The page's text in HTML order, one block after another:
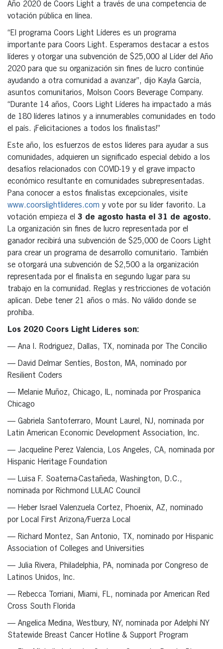
Año 2020 de Coors Light a través de una competencia de
votación pública en línea.
“El programa Coors Light Líderes es un programa
importante para Coors Light. Esperamos destacar a estos
líderes y otorgar una subvención de $25,000 al Líder del Año
2020 para que su organización sin fines de lucro continúe
ayudando a otra comunidad a avanzar”, dijo Kayla García,
asuntos comunitarios, Molson Coors Beverage Company.
“Durante 14 años, Coors Light Líderes ha impactado a más
de 180 líderes latinos y a innumerables comunidades en todo
el país. ¡Felicitaciones a todos los finalistas!”
Este año, los esfuerzos de estos líderes para ayudar a sus
comunidades, adquieren un significado especial debido a los
desafíos relacionados con COVID-19 y el grave impacto
económico resultante en comunidades subrepresentadas.
Pana conocer a estos finalistas excepcionales, visite
www.coorslightlideres.com y vote por su líder favorito. La
votación empieza el 3 de agosto hasta el 31 de agosto.
La organización sin fines de lucro representada por el
ganador recibirá una subvención de $25,000 de Coors Light
para crear un programa de desarrollo comunitario. También
se otorgará una subvención de $2,500 a la organización
representada por el finalista en segundo lugar para su
trabajo en la comunidad. Reglas y restricciones de votación
aplican. Debe tener 21 años o más. No válido donde se
prohíba.
Los 2020 Coors Light Líderes son:
— Ana I. Rodriguez, Dallas, TX, nominada por The Concilio
— David Delmar Sentíes, Boston, MA, nominado por
Resilient Coders
— Melanie Muñoz, Chicago, IL, nominada por Prospanica
Chicago
— Gabriela Santoferraro, Mount Laurel, NJ, nominada por
Latin American Economic Development Association, Inc.
— Jacqueline Perez Valencia, Los Angeles, CA, nominada por
Hispanic Heritage Foundation
— Luisa F. Soaterna-Castañeda, Washington, D.C.,
nominada por Richmond LULAC Council
— Heber Israel Valenzuela Cortez, Phoenix, AZ, nominado
por Local First Arizona/Fuerza Local
— Richard Montez, San Antonio, TX, nominado por Hispanic
Association of Colleges and Universities
— Julia Rivera, Philadelphia, PA, nominada por Congreso de
Latinos Unidos, Inc.
— Rebecca Torriani, Miami, FL, nominada por American Red
Cross South Florida
— Angelica Medina, Westbury, NY, nominada por Adelphi NY
Statewide Breast Cancer Hotline & Support Program